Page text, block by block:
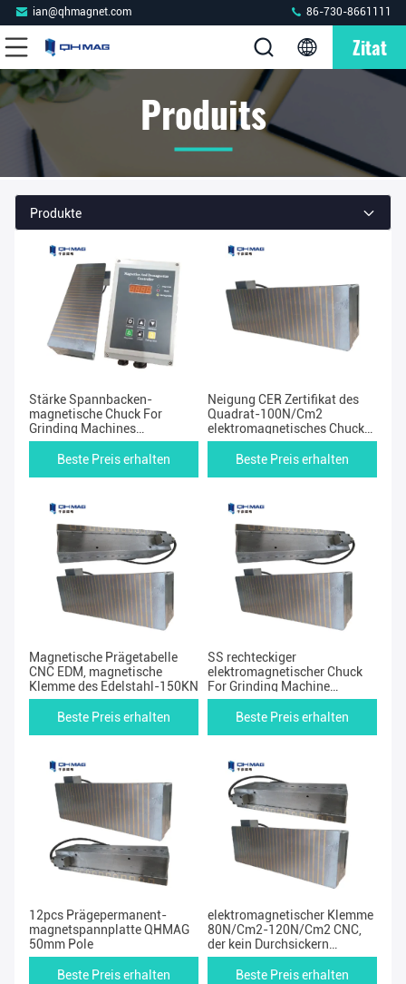
ian@qhmagnet.com 86-730-8661111
Zitat
Produits
Produkte
Stärke Spannbacken-
magnetische Chuck For
Grinding Machines
100N/cm2
Beste Preis erhalten
Neigung CER Zertifikat des
Quadrat-100N/Cm2
elektromagnetisches Chuck
Table 2
Beste Preis erhalten
Magnetische Prägetabelle
CNC EDM, magnetische
Klemme des Edelstahl-150KN
Beste Preis erhalten
SS rechteckiger
elektromagnetischer Chuck
For Grinding Machine
200*500mm
Beste Preis erhalten
12pcs Prägepermanent-
magnetspannplatte QHMAG
50mm Pole
Beste Preis erhalten
elektromagnetischer Klemme
80N/Cm2-120N/Cm2 CNC,
der kein Durchsickern
maschinell bearbeitet
Beste Preis erhalten